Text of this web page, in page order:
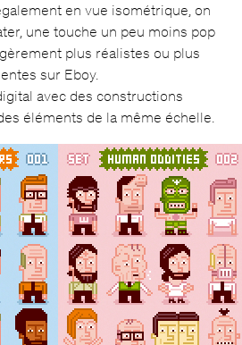
en vue isométrique, on
une touche un peu moins pop
plus réalistes ou plus
sur Eboy.
avec des constructions
éléments de la même échelle.